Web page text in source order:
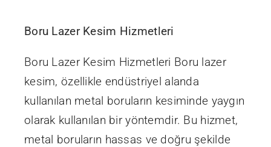
Boru Lazer Kesim Hizmetleri
Boru Lazer Kesim Hizmetleri Boru lazer
kesim, özellikle endüstriyel alanda
kullanılan metal boruların kesiminde yaygın
olarak kullanılan bir yöntemdir. Bu hizmet,
metal boruların hassas ve doğru şekilde